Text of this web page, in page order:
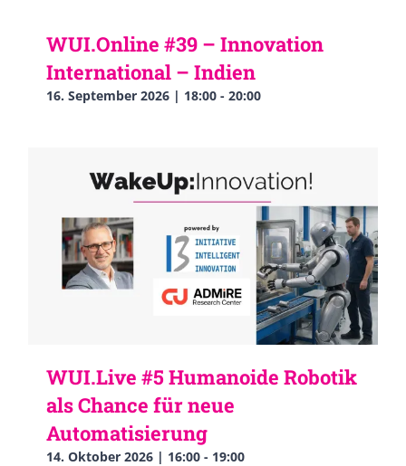
WUI.Online #39 – Innovation
International – Indien
16. September 2026 | 18:00 - 20:00
WUI.Live #5 Humanoide Robotik
als Chance für neue
Automatisierung
14. Oktober 2026 | 16:00 - 19:00